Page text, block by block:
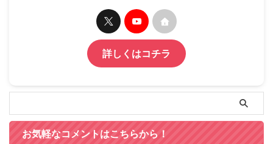
詳しくはコチラ
お気軽なコメントはこちらから！